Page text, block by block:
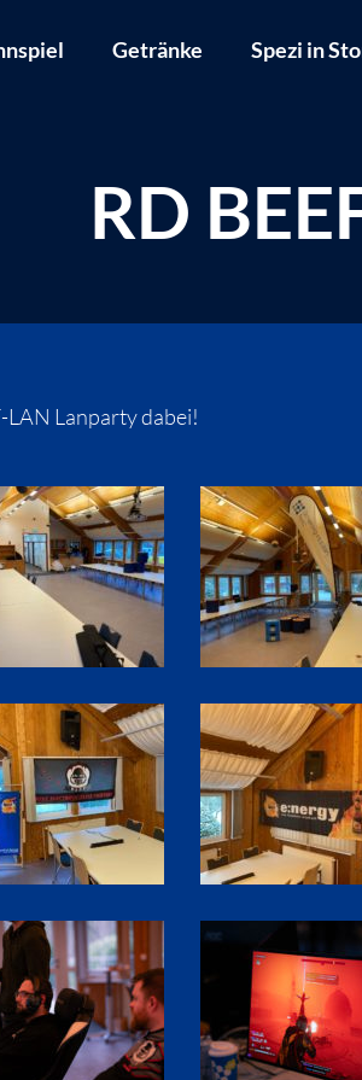
Getränke Spezi in
RD
LAN Lanparty dabei!